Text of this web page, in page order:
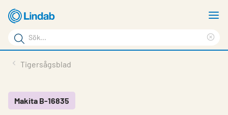
Hoppa
till
huvudinnehållet
Sökord
Sök
på
Service & Support
Tigersågsblad
Makita B-16835